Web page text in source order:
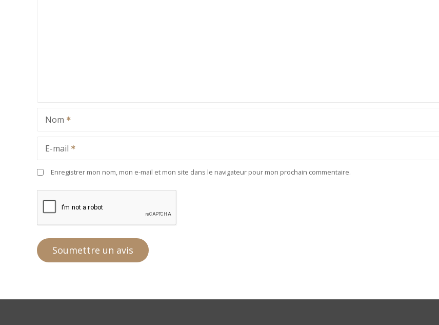
Nom
E-mail
Enregistrer mon nom, mon e-mail et mon site dans le navigateur pour mon prochain commentaire.